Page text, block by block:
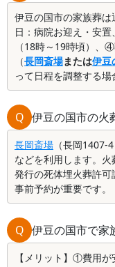
伊豆の国市の家族葬
日：病院お迎え・安
（18時～19時頃）
（長岡斎場または伊豆
って日程を調整する場
Q 伊豆の国市の火
長岡斎場 （長岡1407-4
などを利用します。
発行の死体埋火葬許可
事前予約が重要です。
Q 伊豆の国市で家
【メリット】①費用